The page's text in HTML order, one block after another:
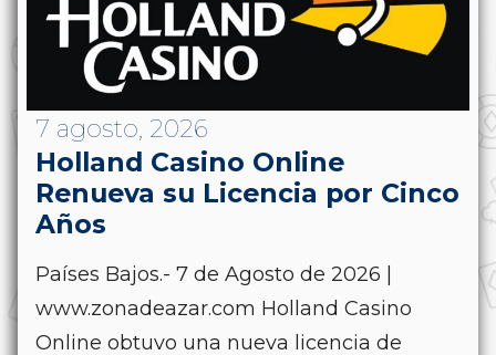
7 agosto, 2026
Holland Casino Online
Renueva su Licencia por Cinco
Años
Países Bajos.- 7 de Agosto de 2026 |
www.zonadeazar.com Holland Casino
Online obtuvo una nueva licencia de